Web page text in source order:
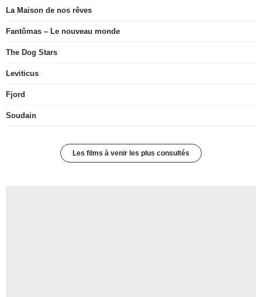
La Maison de nos rêves
Fantômas – Le nouveau monde
The Dog Stars
Leviticus
Fjord
Soudain
Les films à venir les plus consultés